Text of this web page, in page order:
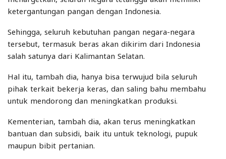
ketergantungan pangan dengan Indonesia.
Sehingga, seluruh kebutuhan pangan negara-negara
tersebut, termasuk beras akan dikirim dari Indonesia
salah satunya dari Kalimantan Selatan.
Hal itu, tambah dia, hanya bisa terwujud bila seluruh
pihak terkait bekerja keras, dan saling bahu membahu
untuk mendorong dan meningkatkan produksi.
Kementerian, tambah dia, akan terus meningkatkan
bantuan dan subsidi, baik itu untuk teknologi, pupuk
maupun bibit pertanian.